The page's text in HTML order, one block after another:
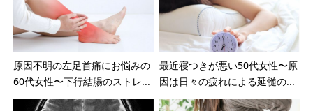
原因不明の左足首痛にお悩みの
60代女性〜下行結腸のストレ...
最近寝つきが悪い50代女性〜原
因は日々の疲れによる延髄の...